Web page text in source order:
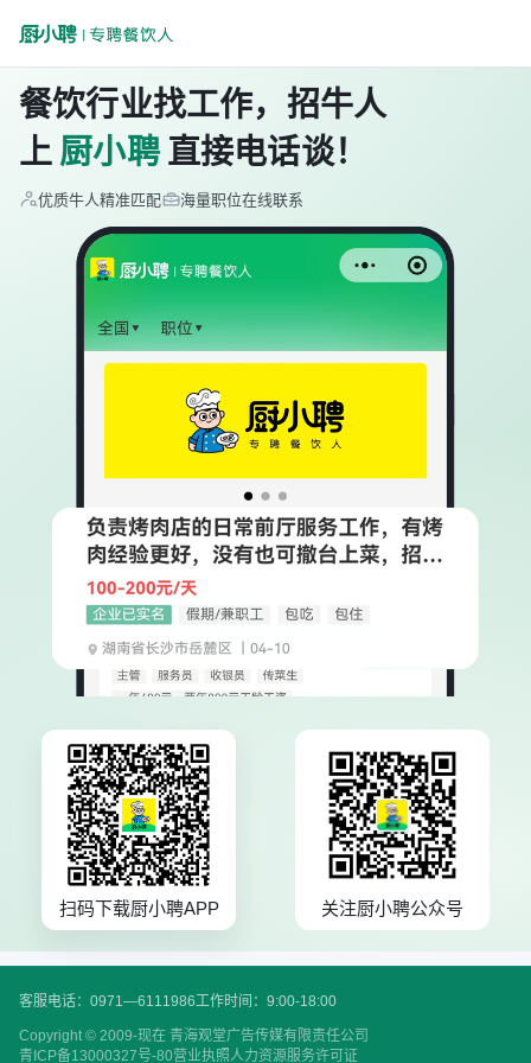
餐饮行业找工作，招牛人
上 厨小聘 直接电话谈！
优质牛人精准匹配 海量职位在线联系
扫码下载厨小聘APP 关注厨小聘公众号
客服电话：0971—6111986工作时间：9:00-18:00
Copyright © 2009-现在 青海观堂广告传媒有限责任公司
青ICP备13000327号-80营业执照人力资源服务许可证